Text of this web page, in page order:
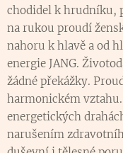
chodidel k hrudníku,
na rukou proudí
nahoru k hlavě a od
energie JANG.
žádné překážky.
harmonickém
energetických
narušením